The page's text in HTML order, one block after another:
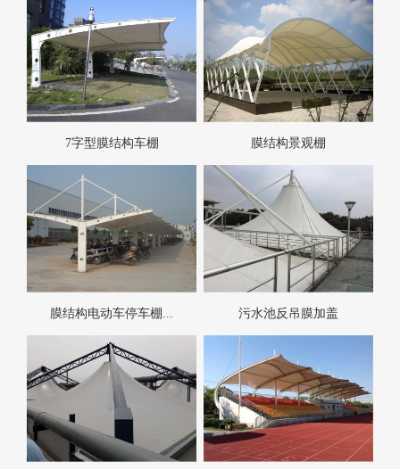
7字型膜结构车棚 膜结构景观棚
膜结构电动车停车棚... 污水池反吊膜加盖